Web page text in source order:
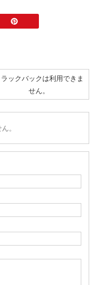
ラックバックは利用できま
せん。
。